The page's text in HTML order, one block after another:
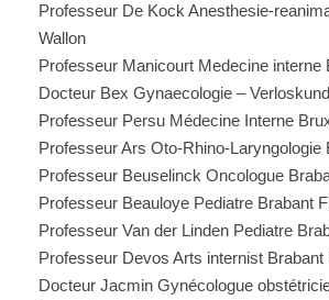
Professeur De Kock Anesthesie-
Wallon
Professeur Manicourt Medecine interne
Docteur Bex Gynaecologie –
Professeur Persu Médecine Interne
Professeur Ars Oto-Rhino-Laryngologie
Professeur Beuselinck Oncologue
Professeur Beauloye Pediatre Brabant
Professeur Van der Linden Pediatre
Professeur Devos Arts internist Brabant
Docteur Jacmin Gynécologue